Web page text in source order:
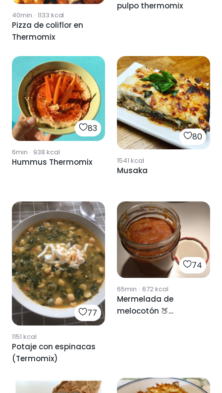
40min · 1133 kcal
Pizza de coliflor en
Thermomix
pulpo thermomix
83
6min · 938 kcal
Hummus Thermomix
80
1541 kcal
Musaka
77
1151 kcal
Potaje con espinacas
(Termomix)
74
65min · 672kcal
Mermelada de
melocotón 🍑